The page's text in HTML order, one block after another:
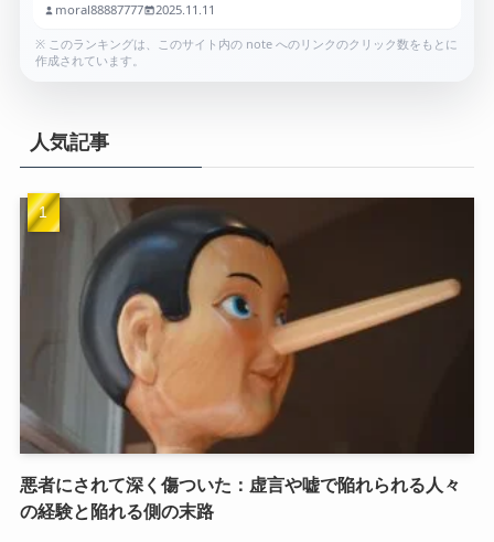
moral88887777 2025.11.11
※ このランキングは、このサイト内の note へのリンクのクリック数をもとに
作成されています。
人気記事
悪者にされて深く傷ついた：虚言や嘘で陥れられる人々
の経験と陥れる側の末路